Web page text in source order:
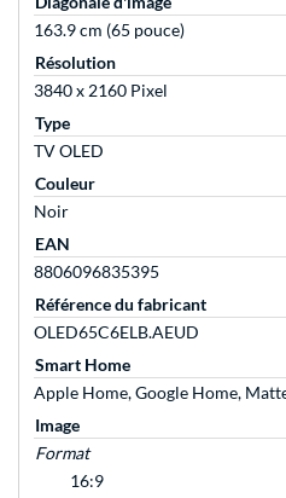
163.9 cm (65 pouce)
Résolution
3840 x 2160 Pixel
Type
TV OLED
Couleur
Noir
EAN
8806096835395
Référence du fabricant
OLED65C6ELB.AEUD
Smart Home
Apple Home, Google Home,
Image
Format
16:9